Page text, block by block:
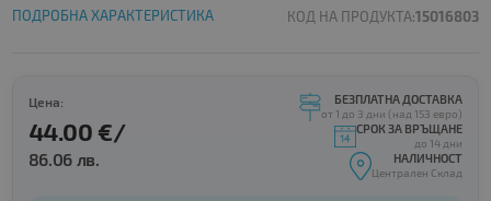
ПОДРОБНА ХАРАКТЕРИСТИКА КОД НА ПРОДУКТА:15016803
Цена:
44.00 €/
86.06 лв.
БЕЗПЛАТНА ДОСТАВКА
от 1 до 3 дни (над 153 евро)
СРОК ЗА ВРЪЩАНЕ
до 14 дни
НАЛИЧНОСТ
Централен Склад